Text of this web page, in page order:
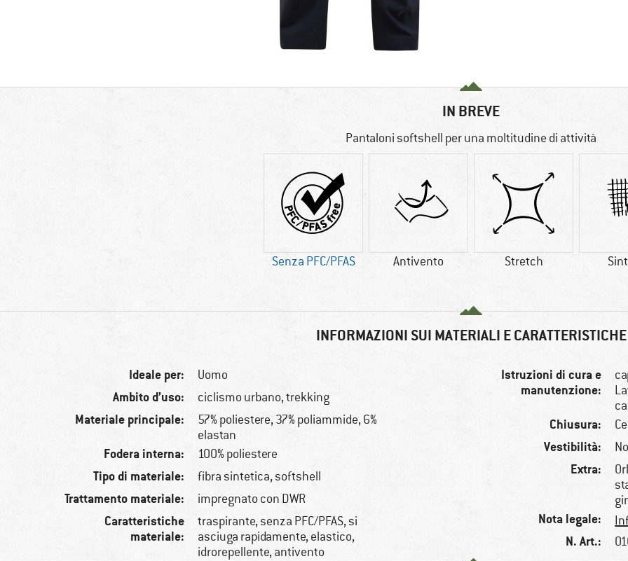
IN BREVE
Pantaloni softshell per una moltitudine di attività
Senza PFC/PFAS Antivento Stretch
INFORMAZIONI SUI MATERIALI E CARATTERISTICHE
Ideale per: Uomo
Ambito d’uso: ciclismo urbano, trekking
Materiale principale:
57% poliestere, 37% poliammide, 6%
elastan
Fodera interna: 100% poliestere
Tipo di materiale: fibra sintetica, softshell
Trattamento materiale: impregnato con DWR
Caratteristiche
materiale:
traspirante, senza PFC/PFAS, si
asciuga rapidamente, elastico,
idrorepellente, antivento
Istruzioni di cura e
manutenzione:
Chiusura:
Vestibilità:
Extra:
Nota legale:
N. Art.: